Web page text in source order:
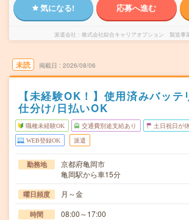
気になる! 応募へ進む
派遣会社 株式会社綜合キャリアオプション 製造事
未読 掲載日 2026/08/06
【未経験OK！】使用済みバッテ
仕分け/日払いOK
職種未経験OK 交通費別途支給あり 土日祝日が
WEB登録OK 派遣
勤務地
京都府亀岡市
亀岡駅から車15分
曜日頻度 月～金
時間 08:00～17:00